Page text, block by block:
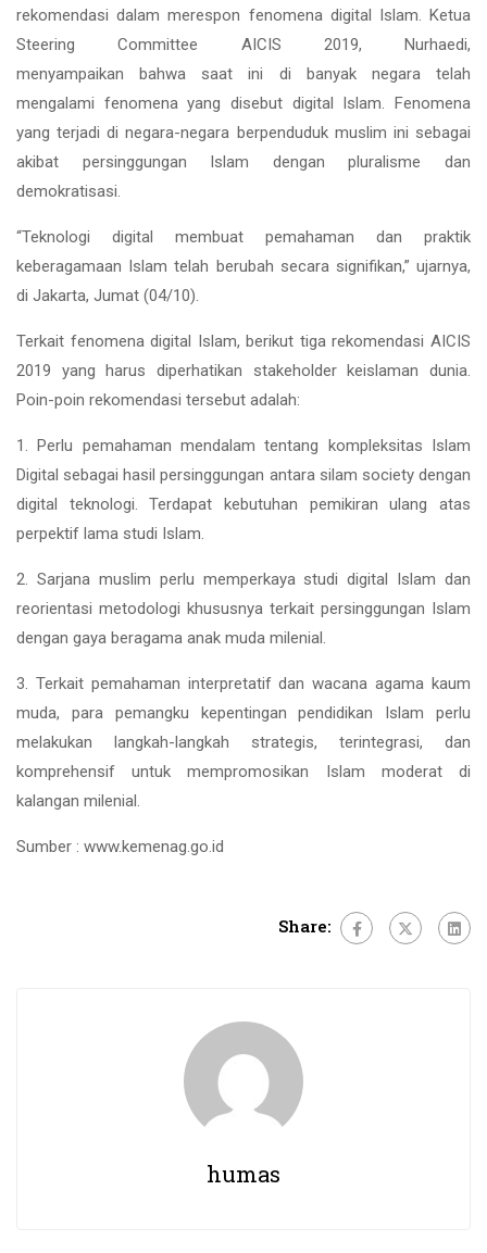
rekomendasi dalam merespon fenomena digital Islam. Ketua
Steering Committee AICIS 2019, Nurhaedi,
menyampaikan bahwa saat ini di banyak negara telah
mengalami fenomena yang disebut digital Islam. Fenomena
yang terjadi di negara-negara berpenduduk muslim ini sebagai
akibat persinggungan Islam dengan pluralisme dan
demokratisasi.
“Teknologi digital membuat pemahaman dan praktik
keberagamaan Islam telah berubah secara signifikan,” ujarnya,
di Jakarta, Jumat (04/10).
Terkait fenomena digital Islam, berikut tiga rekomendasi AICIS
2019 yang harus diperhatikan stakeholder keislaman dunia.
Poin-poin rekomendasi tersebut adalah:
1. Perlu pemahaman mendalam tentang kompleksitas Islam
Digital sebagai hasil persinggungan antara silam society dengan
digital teknologi. Terdapat kebutuhan pemikiran ulang atas
perpektif lama studi Islam.
2. Sarjana muslim perlu memperkaya studi digital Islam dan
reorientasi metodologi khususnya terkait persinggungan Islam
dengan gaya beragama anak muda milenial.
3. Terkait pemahaman interpretatif dan wacana agama kaum
muda, para pemangku kepentingan pendidikan Islam perlu
melakukan langkah-langkah strategis, terintegrasi, dan
komprehensif untuk mempromosikan Islam moderat di
kalangan milenial.
Sumber : www.kemenag.go.id
Share:
humas